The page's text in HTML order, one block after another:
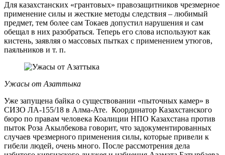
Для казахстанских «грантовых» правозащитников чрезмерное
применение силы и жесткие методы следствия – любимый
предмет, тем более сам Токаев допустил нарушения и сам
обещал в них разобраться. Теперь его слова используют как
кистень, заявляя о массовых пытках с применением утюгов,
паяльников и т. п.
Ужасы от Азаттыка
Уже запущена байка о существовании «пыточных камер» в
СИЗО ЛА-155/18 в Алма-Ате. Координатор Казахстанского
бюро по правам человека Коалиции НПО Казахстана против
пыток Роза Акылбекова говорит, что задокументированных
случаев чрезмерного применения силы, которые привели к
гибели людей, очень много. После рассмотрения дела